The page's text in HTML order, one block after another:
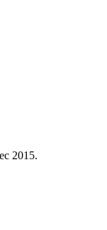
2015.